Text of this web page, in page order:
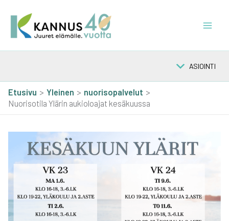
sisältöön
ASIOINTI
Etusivu Yleinen
nuorisopalvelut
Nuorisotila Ylärin aukioloajat kesäkuussa